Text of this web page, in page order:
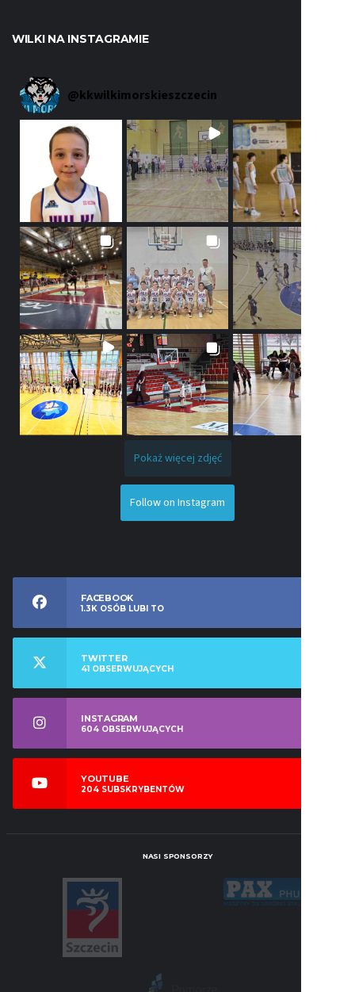
WILKI NA INSTAGRAMIE
@kkwilkimorskieszczecin
Pokaż więcej zdjęć
Follow on Instagram
FACEBOOK
1.3K OSÓB LUBI TO
TWITTER
41 OBSERWUJĄCYCH
INSTAGRAM
604 OBSERWUJĄCYCH
YOUTUBE
204 SUBSKRYBENTÓW
NASI SPONSORZY